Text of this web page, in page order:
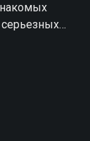
будут
нужно
и женой